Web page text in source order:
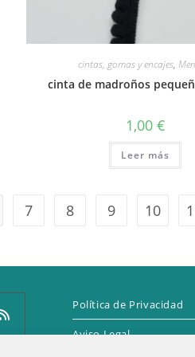
cintas, gomas y encajes,
cinta de madroños
1,00 €
Leer más
7 8 9 10
Política de Privacidad
Aviso Legal